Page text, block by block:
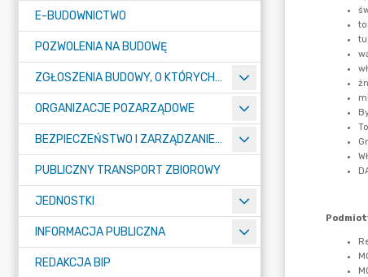
E-BUDOWNICTWO
POZWOLENIA NA BUDOWĘ
ZGŁOSZENIA BUDOWY, O KTÓRYCH MOWA W ART. 29 UST. 1 PKT 1A, 2B I 19A USTAWY PRAWO BUDOWLANE
ORGANIZACJE POZARZĄDOWE
BEZPIECZEŃSTWO I ZARZĄDZANIE KRYZYSOWE
PUBLICZNY TRANSPORT ZBIOROWY
JEDNOSTKI
INFORMACJA PUBLICZNA
REDAKCJA BIP